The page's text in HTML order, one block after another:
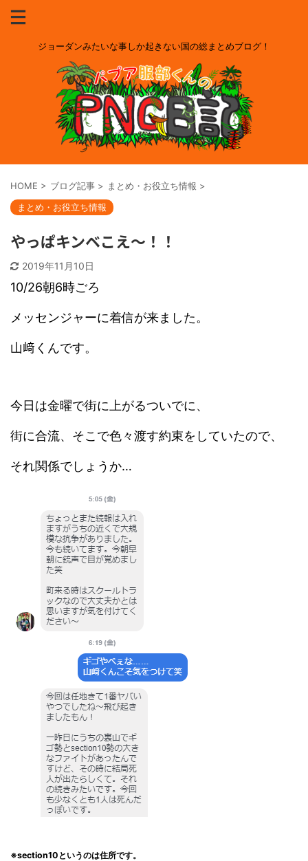
ジョーダンみたいな事しか起きない国の総まとめブログ！
HOME > ブログ記事 > まとめ・お役立ち情報 >
まとめ・お役立ち情報
やっぱキンベこえ～！！
2019年11月10日
10/26朝6時ごろ
メッセンジャーに着信が来ました。
山﨑くんです。
今日は金曜で街に上がるついでに、
街に合流、そこで色々渡す約束をしていたので、
それ関係でしょうか…
※section10というのは住所です。